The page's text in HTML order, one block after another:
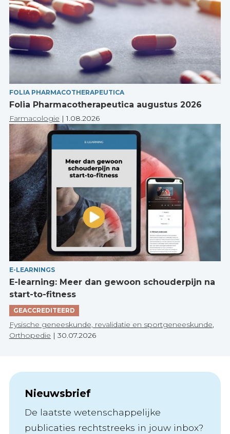
FOLIA PHARMACOTHERAPEUTICA
Folia Pharmacotherapeutica augustus 2026
Farmacologie |1.08.2026
E-LEARNINGS
E-learning: Meer dan gewoon schouderpijn na
start-to-fitness
GEACCREDITEERD
Fysische geneeskunde, revalidatie en sportgeneeskunde,
Orthopedie | 30.07.2026
Nieuwsbrief
De laatste wetenschappelijke
publicaties rechtstreeks in jouw inbox?